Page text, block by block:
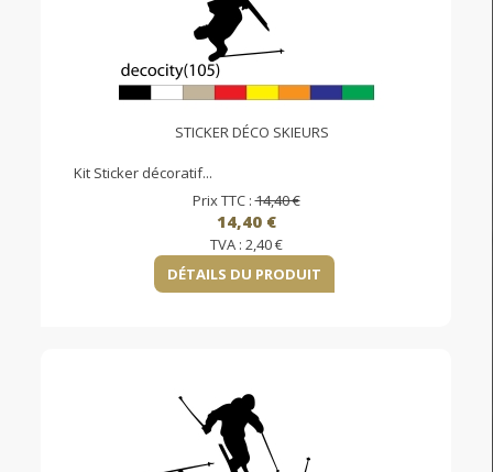
STICKER DÉCO SKIEURS
Kit Sticker décoratif...
Prix TTC :14,40 €
14,40 €
TVA : 2,40 €
DÉTAILS DU PRODUIT